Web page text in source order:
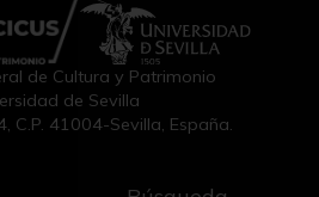
de Cultura y Patrimonio
de Sevilla
C.P. 41004-Sevilla, España.